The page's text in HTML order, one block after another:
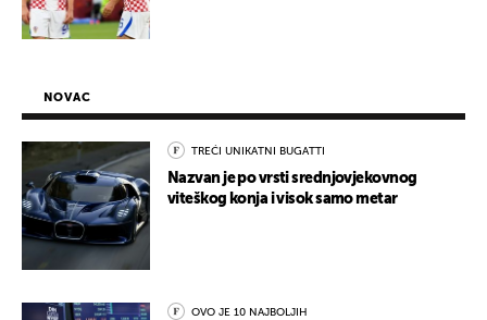
NOVAC
TREĆI UNIKATNI BUGATTI
Nazvan je po vrsti srednjovjekovnog
viteškog konja i visok samo metar
OVO JE 10 NAJBOLJIH